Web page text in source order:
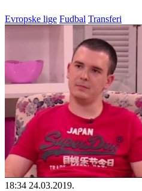
Evropske lige Fudbal Transferi
18:34 24.03.2019.